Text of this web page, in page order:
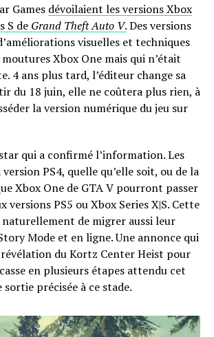
Games dévoilaient les versions Xbox
S de Grand Theft Auto V.Des versions
visuelles et techniques
Xbox One mais qui n’était
4 ans plus tard, l’éditeur change sa
du 18 juin, elle ne coûtera plus rien, à
la version numérique du jeu sur
qui a confirmé l’information. Les
PS4, quelle qu’elle soit, ou de la
Xbox One de GTA V pourront passer
versions PS5 ou Xbox Series X|S. Cette
de migrer aussi leur
Mode et en ligne. Une annonce qui
du Kortz Center Heist pour
en plusieurs étapes attendu cet
sortie précisée à ce stade.